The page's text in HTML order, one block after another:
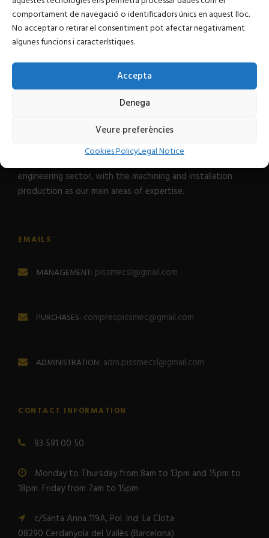
comportament de navegació o identificadors únics en aquest lloc.
No acceptar o retirar el consentiment pot afectar negativament
algunes funcions i característiques.
Accepta
Denega
Veure preferències
Cookies PolicyLegal Notice
Was born when taking over the company Mecanica
engineering sector, with the machining and installation
production as our main areas of expertise.
EMAILS
MANAGEMENT: pissmecsl@gmail.com
PURCHASES: comprespissmec@gmail.com
ADMINISTRATION: adm.pissmecsl@gmail.com
CONTACT INFORMATION
93 591 00 50
Monday to Thursday from 8am to 13pm and 15pm to
18pm. Friday from 7am to 15pm
c/Santa Anna 119A, Pol. Ind. La Clota
08290 Cerdanyola del Vallès (Barcelona)